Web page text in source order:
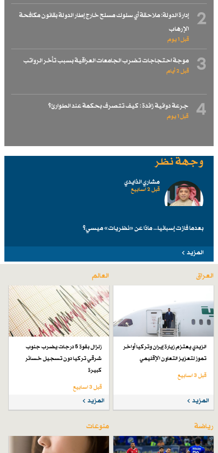
2
إدارة الدولة: ملاحقة أي سلوك مسلح خارج إطار الدولة بقانون مكافحة
الإرهاب
قبل 1 یوم
3 موجة احتجاجات تضرب الجامعات العراقية بسبب تأخر الرواتب
قبل 2 أيام
4 جرعة دوائية زائدة : كيف تتصرف بحكمة عند الطوارئ؟
قبل 1 یوم
وجهة نظر
مشاري الذايدي
قبل 2 اسابیع
بعدما فازت إسبانيا... ماذا عن «نظريات» ميسي؟
المزيد
العراق
الزيدي يعتزم زيارة إيران وتركيا أواخر
تموز لتعزيز التعاون الإقليمي
قبل 3 اسابیع
المزيد
العالم
زلزال بقوة 5 درجات يضرب جنوب
شرقي تركيا دون تسجيل خسائر
كبيرة
قبل 3 اسابیع
المزيد
رياضة منوعات